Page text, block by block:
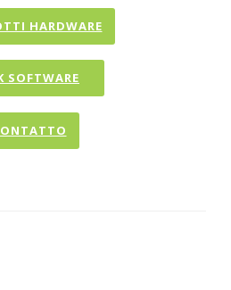
HARDWARE
SOFTWARE